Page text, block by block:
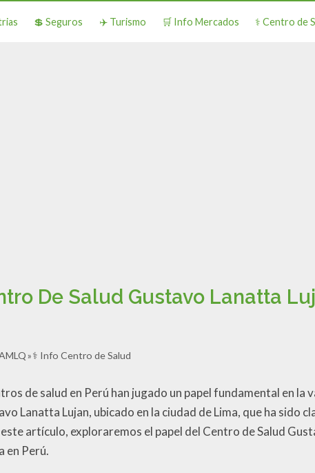
💲 Seguros ✈️ Turismo 🛒 Info Mercados ⚕️ Centro de
De Salud Gustavo Lanatta
⚕️ Info Centro de Salud
de salud en Perú han jugado un papel fundamental en la
Lanatta Lujan, ubicado en la ciudad de Lima, que ha sido
artículo, exploraremos el papel del Centro de Salud
en Perú.